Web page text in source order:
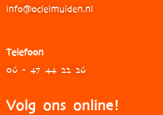
info@ocleimuiden.nl
Telefoon
06 - 47 44 22 26
Volg ons online!